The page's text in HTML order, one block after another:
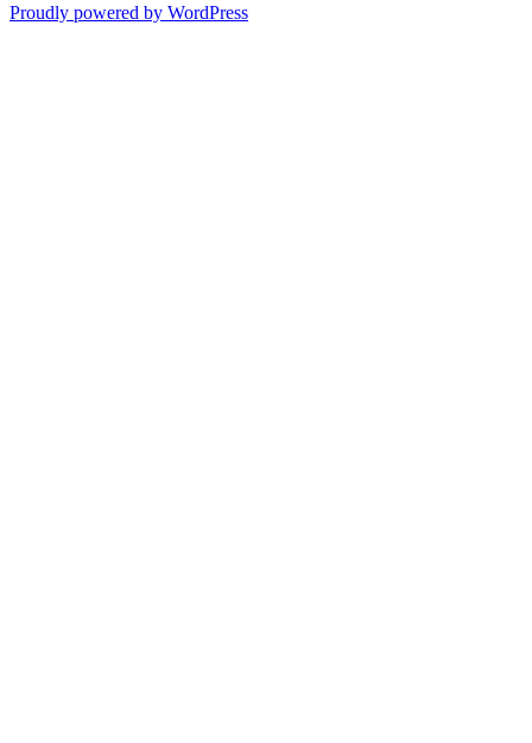
Proudly powered by WordPress